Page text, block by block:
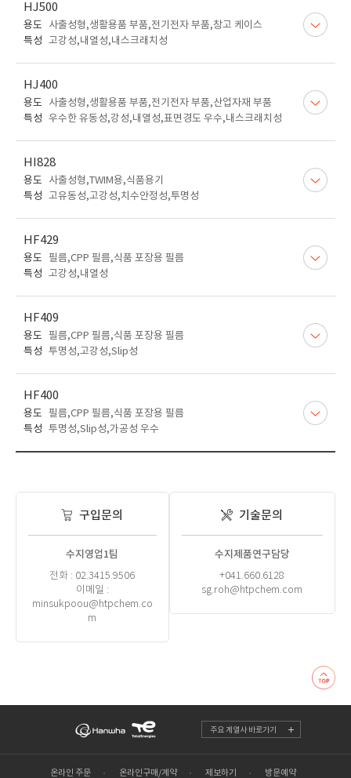
HJ500
용도
사출성형,생활용품 부품,전기전자 부품,창고 케이스
특성 고강성,내열성,내스크래치성
HJ400
용도
사출성형,생활용품 부품,전기전자 부품,산업자재 부품
특성 우수한 유동성,강성,내열성,표면경도 우수,내스크래치성
HI828
용도
사출성형,TWIM용,식품용기
특성 고유동성,고강성,치수안정성,투명성
HF429
용도 필름,CPP 필름,식품 포장용 필름
특성 고강성,내열성
HF409
용도 필름,CPP 필름,식품 포장용 필름
특성 투명성,고강성,Slip성
HF400
용도 필름,CPP 필름,식품 포장용 필름
특성 투명성,Slip성,가공성 우수
구입문의
수지영업1팀
전화 : 02.3415.9506
이메일 :
minsukpoou@htpchem.co
m
기술문의
수지제품연구담당
+041.660.6128
sg.roh@htpchem.com
주요 계열사 바로가기
온라인 주문 온라인구매/계약 제보하기 방문예약